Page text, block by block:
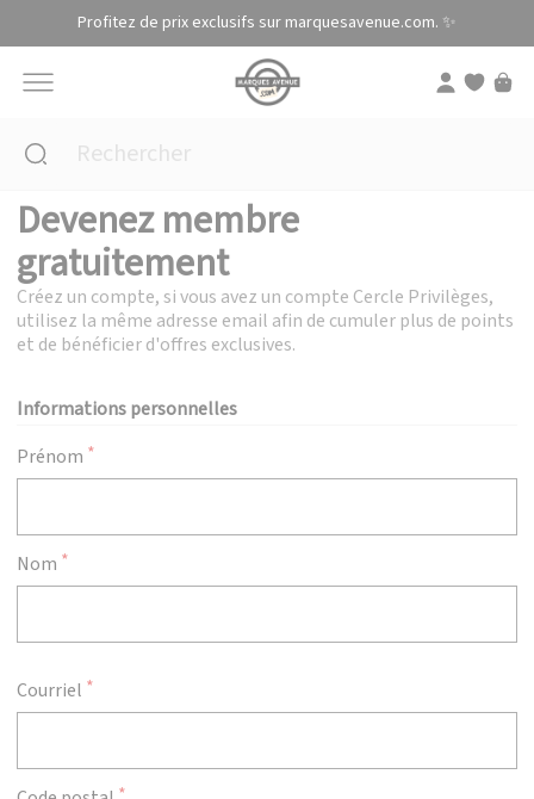
Profitez de prix exclusifs sur marquesavenue.com. ✨
Devenez membre
gratuitement
Créez un compte, si vous avez un compte Cercle Privilèges,
utilisez la même adresse email afin de cumuler plus de points
et de bénéficier d'offres exclusives.
Informations personnelles
Prénom
Nom
Courriel
Panneau de gestion des cookies